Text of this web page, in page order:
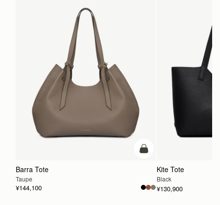
カートに追加
Barra Tote
Taupe
¥144,100
Kite Tote
Black
¥130,900